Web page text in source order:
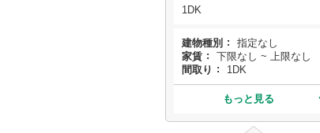
1DK
建物種別
指定なし
家賃
下限なし ~ 上限なし
間取り
1DK
もっと見る